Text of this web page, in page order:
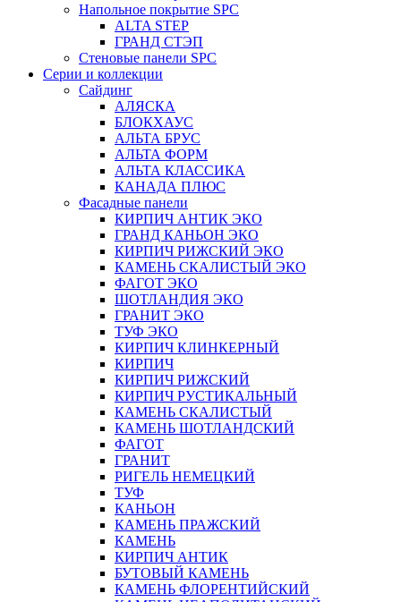
Напольное покрытие SPC
ALTA STEP
ГРАНД СТЭП
Стеновые панели SPC
Серии и коллекции
Сайдинг
АЛЯСКА
БЛОКХАУС
АЛЬТА БРУС
АЛЬТА ФОРМ
АЛЬТА КЛАССИКА
КАНАДА ПЛЮС
Фасадные панели
КИРПИЧ АНТИК ЭКО
ГРАНД КАНЬОН ЭКО
КИРПИЧ РИЖСКИЙ ЭКО
КАМЕНЬ СКАЛИСТЫЙ ЭКО
ФАГОТ ЭКО
ШОТЛАНДИЯ ЭКО
ГРАНИТ ЭКО
ТУФ ЭКО
КИРПИЧ КЛИНКЕРНЫЙ
КИРПИЧ
КИРПИЧ РИЖСКИЙ
КИРПИЧ РУСТИКАЛЬНЫЙ
КАМЕНЬ СКАЛИСТЫЙ
КАМЕНЬ ШОТЛАНДСКИЙ
ФАГОТ
ГРАНИТ
РИГЕЛЬ НЕМЕЦКИЙ
ТУФ
КАНЬОН
КАМЕНЬ ПРАЖСКИЙ
КАМЕНЬ
КИРПИЧ АНТИК
БУТОВЫЙ КАМЕНЬ
КАМЕНЬ ФЛОРЕНТИЙСКИЙ